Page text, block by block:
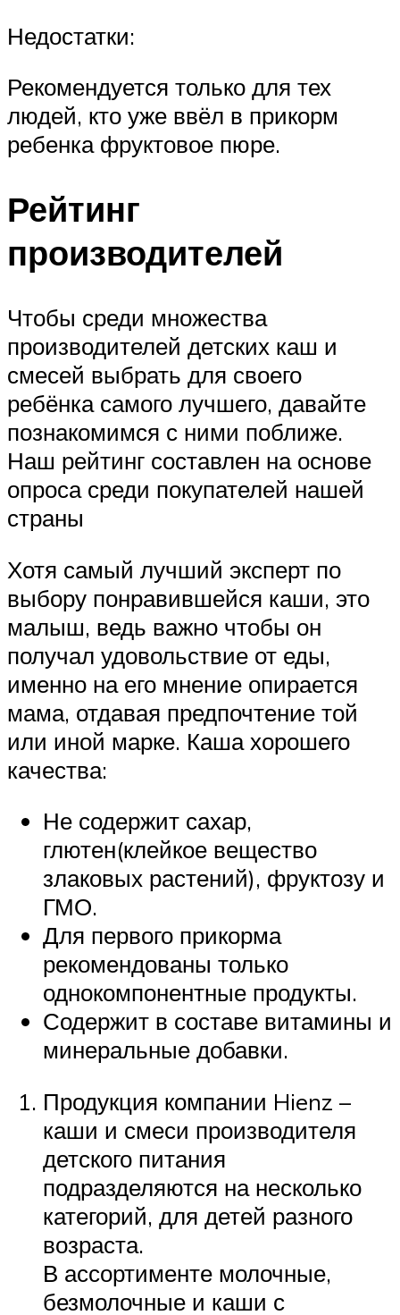
Недостатки:
Рекомендуется только для тех
людей, кто уже ввёл в прикорм
ребенка фруктовое пюре.
Рейтинг
производителей
Чтобы среди множества
производителей детских каш и
смесей выбрать для своего
ребёнка самого лучшего, давайте
познакомимся с ними поближе.
Наш рейтинг составлен на основе
опроса среди покупателей нашей
страны
Хотя самый лучший эксперт по
выбору понравившейся каши, это
малыш, ведь важно чтобы он
получал удовольствие от еды,
именно на его мнение опирается
мама, отдавая предпочтение той
или иной марке. Каша хорошего
качества:
Не содержит сахар,
глютен(клейкое вещество
злаковых растений), фруктозу и
ГМО.
Для первого прикорма
рекомендованы только
однокомпонентные продукты.
Содержит в составе витамины и
минеральные добавки.
Продукция компании Hienz –
каши и смеси производителя
детского питания
подразделяются на несколько
категорий, для детей разного
возраста.
В ассортименте молочные,
безмолочные и каши с